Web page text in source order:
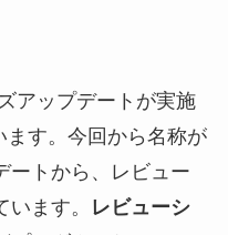
アップデートが実施
す。今回から名称が
ートから、レビュー
ます。
レビューシ